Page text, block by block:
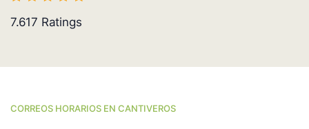
7.617 Ratings
CORREOS HORARIOS EN CANTIVEROS